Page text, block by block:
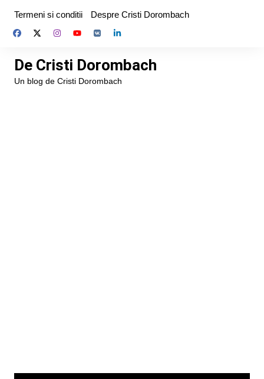
content
Termeni si conditii Despre Cristi Dorombach
De Cristi Dorombach
Un blog de Cristi Dorombach